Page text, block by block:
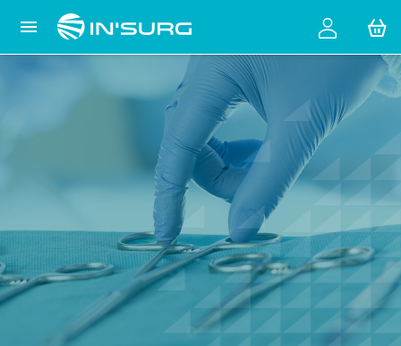

Cookies management panel